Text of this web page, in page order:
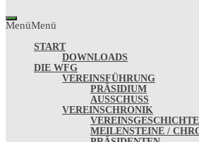
MenüMenü
START
DOWNLOADS
DIE WFG
VEREINSFÜHRUNG
PRÄSIDIUM
AUSSCHUSS
VEREINSCHRONIK
VEREINSGESCHICHTE
MEILENSTEINE /